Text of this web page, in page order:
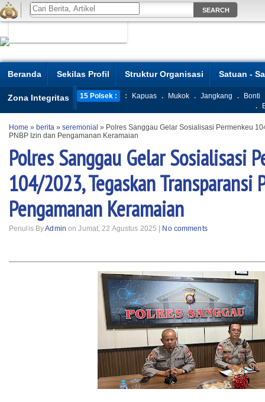
Beranda Sekilas Profil Struktur Organisasi Satuan -
Zona Integritas 15 Polsek : : Kapuas . Mukok . Jangkang .
Bonti
.
Home » berita » seremonial » Polres Sanggau Gelar Sosialisasi Permenkeu
PNBP Izin dan Pengamanan Keramaian
Polres Sanggau Gelar Sosialisasi
104/2023, Tegaskan Transparansi
Pengamanan Keramaian
Penulis ByAdmin on Jumat, 22 Agustus 2025 | No comments